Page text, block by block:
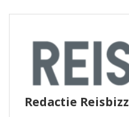
Redactie Reisbizz